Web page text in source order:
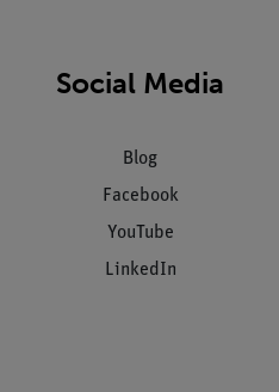
Social Media
Blog
Facebook
YouTube
LinkedIn